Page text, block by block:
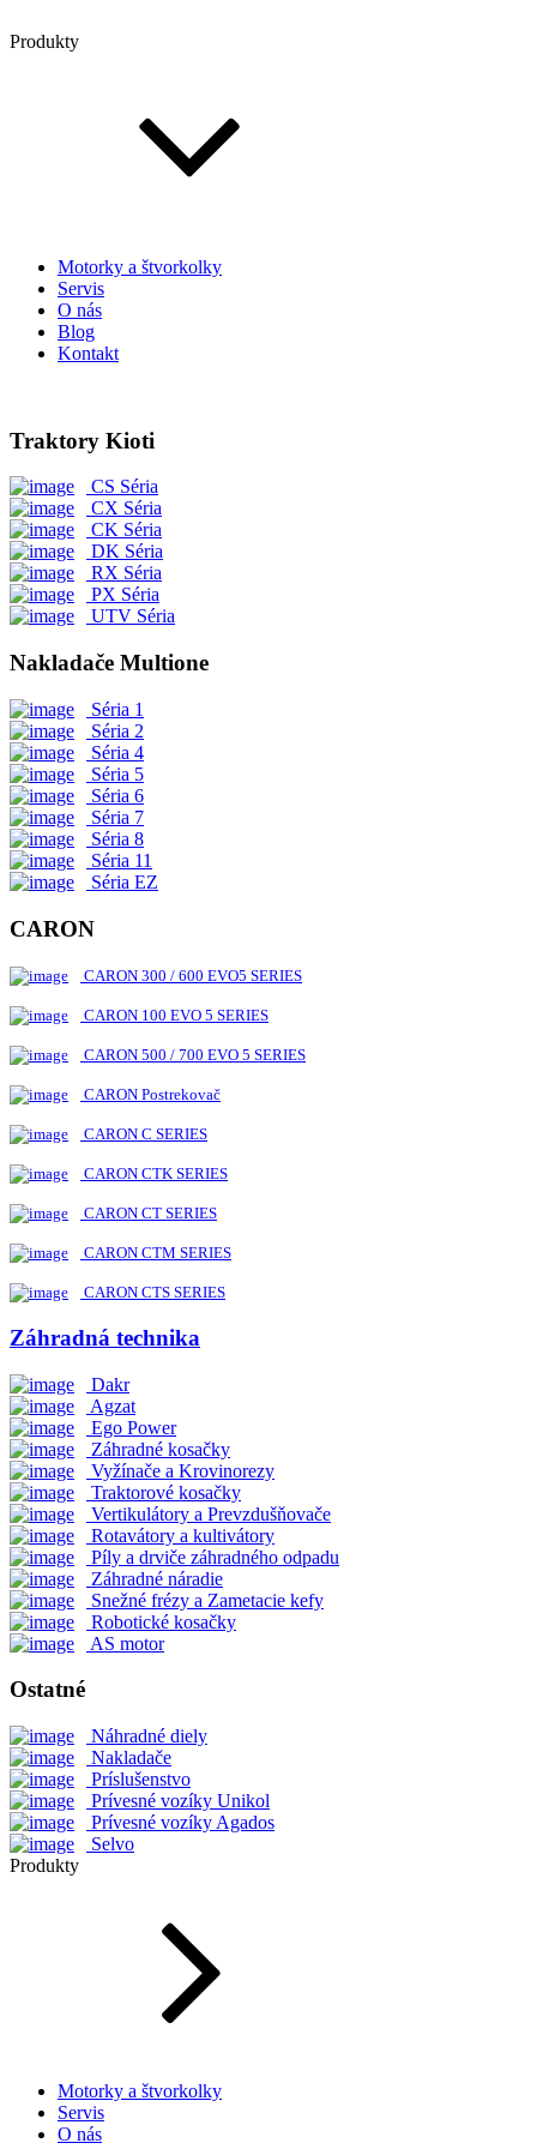
Produkty
Motorky a štvorkolky
Servis
O nás
Blog
Kontakt
Traktory Kioti
CS Séria
CX Séria
CK Séria
DK Séria
RX Séria
PX Séria
UTV Séria
Nakladače Multione
Séria 1
Séria 2
Séria 4
Séria 5
Séria 6
Séria 7
Séria 8
Séria 11
Séria EZ
CARON
CARON 300 / 600 EVO5 SERIES
CARON 100 EVO 5 SERIES
CARON 500 / 700 EVO 5 SERIES
CARON Postrekovač
CARON C SERIES
CARON CTK SERIES
CARON CT SERIES
CARON CTM SERIES
CARON CTS SERIES
Záhradná technika
Dakr
Agzat
Ego Power
Záhradné kosačky
Vyžínače a Krovinorezy
Traktorové kosačky
Vertikulátory a Prevzdušňovače
Rotavátory a kultivátory
Píly a drviče záhradného odpadu
Záhradné náradie
Snežné frézy a Zametacie kefy
Robotické kosačky
AS motor
Ostatné
Náhradné diely
Nakladače
Príslušenstvo
Prívesné vozíky Unikol
Prívesné vozíky Agados
Selvo
Produkty
Motorky a štvorkolky
Servis
O nás